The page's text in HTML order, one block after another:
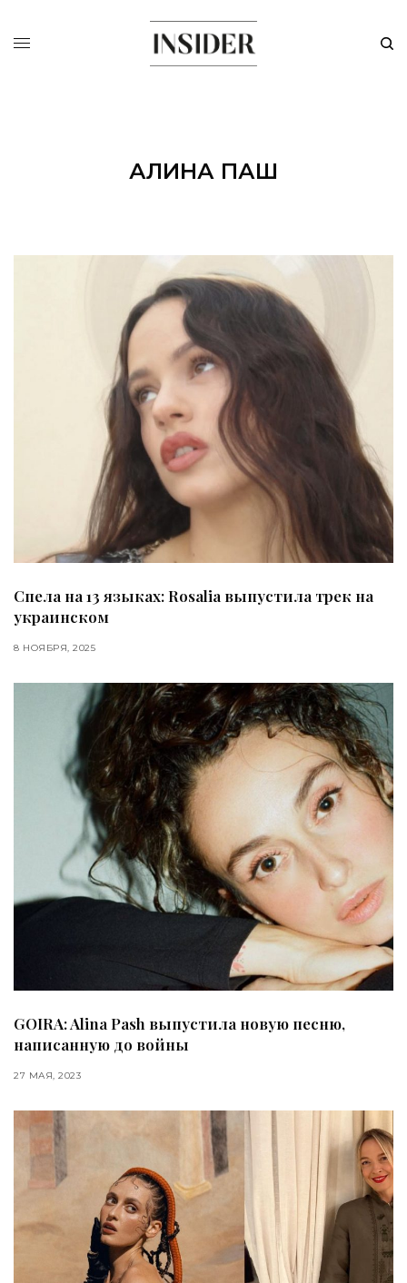
АЛИНА ПАШ
Спела на 13 языках: Rosalia выпустила трек на
украинском
8 НОЯБРЯ, 2025
GOIRA: Alina Pash выпустила новую песню,
написанную до войны
27 МАЯ, 2023